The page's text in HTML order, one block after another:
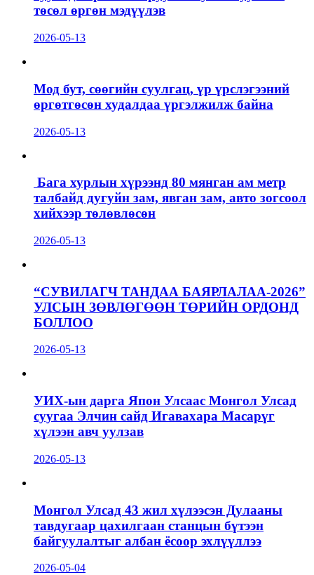
төсөл өргөн мэдүүлэв
2026-05-13
Мод бут, сөөгийн суулгац, үр үрслэгээний
өргөтгөсөн худалдаа үргэлжилж байна
2026-05-13
Бага хурлын хүрээнд 80 мянган ам метр
талбайд дугуйн зам, явган зам, авто зогсоол
хийхээр төлөвлөсөн
2026-05-13
“СУВИЛАГЧ ТАНДАА БАЯРЛАЛАА-2026”
УЛСЫН ЗӨВЛӨГӨӨН ТӨРИЙН ОРДОНД
БОЛЛОО
2026-05-13
УИХ-ын дарга Япон Улсаас Монгол Улсад
суугаа Элчин сайд Игавахара Масарүг
хүлээн авч уулзав
2026-05-13
Монгол Улсад 43 жил хүлээсэн Дулааны
тавдугаар цахилгаан станцын бүтээн
байгуулалтыг албан ёсоор эхлүүллээ
2026-05-04